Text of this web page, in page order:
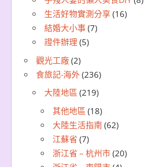
生活好物實測分享 (16)
結婚大小事(7)
證件辦理 (5)
觀光工廠(2)
食旅記-海外(236)
大陸地區 (219)
其他地區 (18)
大陸生活指南 (62)
江蘇省 (7)
浙江省 – 杭州市(20)